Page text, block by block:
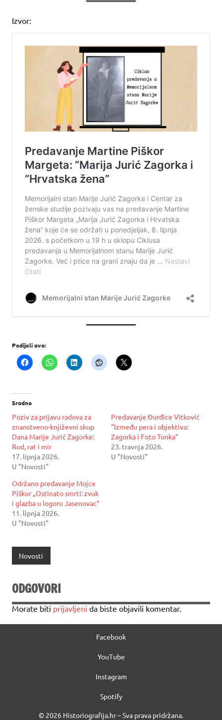
Izvor:
Podijeli ovo:
Srodno
Poziv za prijavu radova za
znanstveno-književni skup
Dana Marije Jurić Zagorke:
Rod, rat i mir
17. lipnja 2026.
U "Novosti"
Predavanje Đurđice Vitković
“Između pera i objektiva:
Zagorka i Foto Tonka”
23. travnja 2026.
U "Novosti"
Održano predavanje Mojce
Piškor „Ostinato smrti: zvuk
i glazba u logoru Jasenovac“
11. lipnja 2026.
U "Novosti"
Novosti
ODGOVORI
Morate biti prijavljeni da biste objavili komentar.
Facebook
YouTube
Instagram
Spotify
© 2026 Historiografija.hr – Sva prava pridržana.